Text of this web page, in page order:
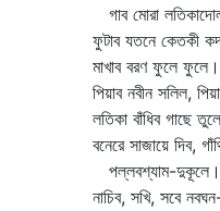
গাব মোরা
ফুটাব যতনে কেতকী
মাখাব বরণ ফুলে ফুলে।
পিয়াব নবীন সলিল,
লতিকা বাঁধিব গাছে
বনেরে সাজায়ে দিব,
পল্লবশ্যাম-দুকূলে।
নাচিব, সখি, সবে নবঘন-